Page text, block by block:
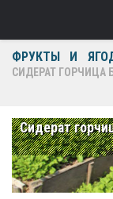
Ягоды
Клубника
Малина
ФРУКТЫ И
СИДЕРАТ ГОРЧИЦА
Сидерат